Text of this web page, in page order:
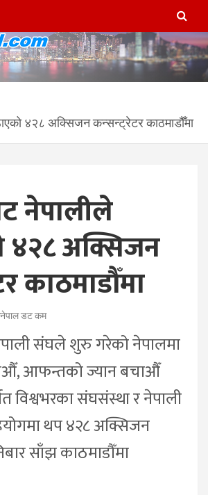
– हङकङबाट
नेपाली अनलाईन
hk nepal, hk nepal com
४२८ अक्सिजन कन्सन्ट्रेटर काठमाडौँमा
नेपालीले
४२८ अक्सिजन
काठमाडौँमा
डट कम
संघले शुरु गरेको नेपालमा
आफन्तको ज्यान बचाऔँ
विश्वभरका संघसंस्था र नेपाली
थप ४२८ अक्सिजन
साँझ काठमाडौँमा